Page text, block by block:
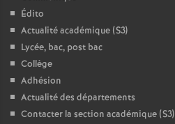
Édito
Actualité académique (S3)
Lycée, bac, post bac
Collège
Adhésion
Actualité des départements
Contacter la section académique (S3)